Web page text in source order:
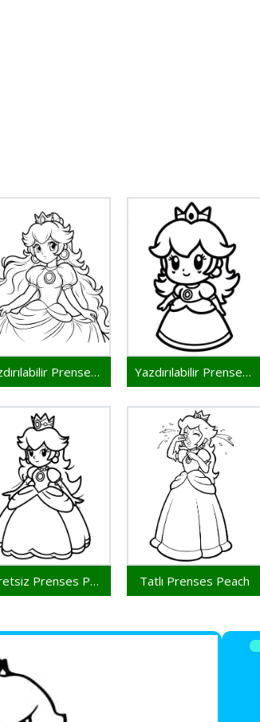
Yazdırılabilir Prenses Peach Çocuklar İçin Yazdırılabilir Prenses Peach Bedava
Ücretsiz Prenses Peach Çocuklar İçin Tatlı Prenses Peach